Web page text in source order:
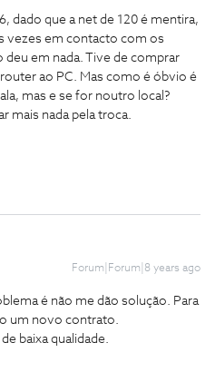
dado que a net de 120 é mentira,
vezes em contacto com os
em nada. Tive de comprar
ao PC. Mas como é óbvio é
mas e se for noutro local?
mais nada pela troca.
Forum|Forum|8 years ago
é não me dão solução. Para
um novo contrato.
baixa qualidade.